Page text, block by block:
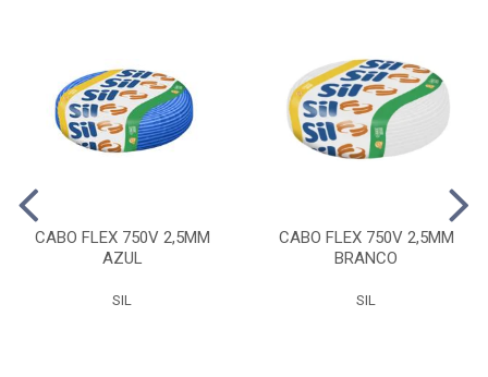
CABO FLEX 750V 2,5MM
AZUL
SIL
CABO FLEX 750V 2,5MM
BRANCO
SIL